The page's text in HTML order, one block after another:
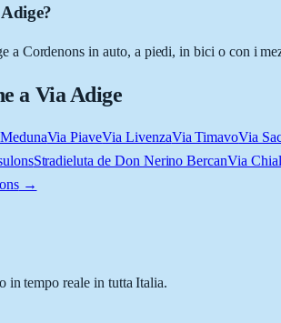
a Cordenons in auto, a piedi, in bici o con i
a Via Adige
Via PiaveVia LivenzaVia TimavoVia
Stradieluta de Don Nerino BercanVia
→
in tempo reale in tutta Italia.